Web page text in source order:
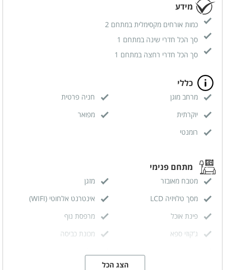
מידע
כמות אורחים מקסימלית במתחם 2
סך הכל חדרי שינה במתחם 1
סך הכל חדרי רחצה במתחם 1
כללי
מרחב מוגן
חניה פרטית
יוקרתית
מפואר
רומנטי
מתחם פנימי
מטבח מאובזר
מזגן
מסך טלויזיה LCD
אינטרנט אלחוטי (WIFI)
פינת אוכל
מרפסת נוף
ג'קוזי ספא
מכונת כביסה
הצג הכל